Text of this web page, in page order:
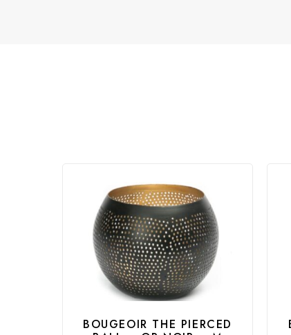
BOUGEOIR THE PIERCED